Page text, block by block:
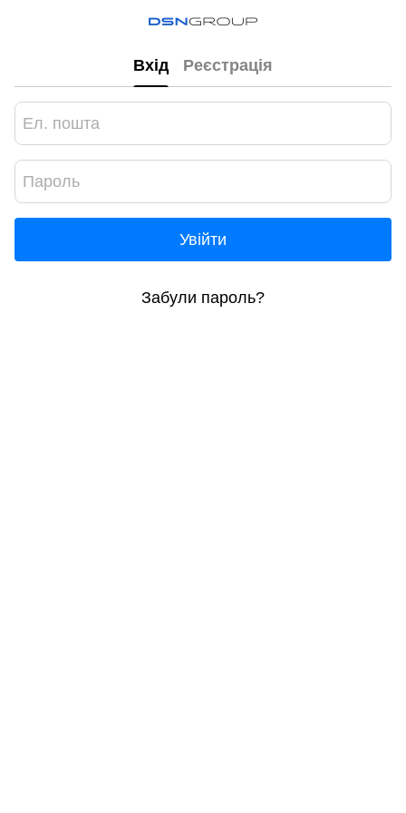
Вхід Реєстрація
Увійти
Забули пароль?